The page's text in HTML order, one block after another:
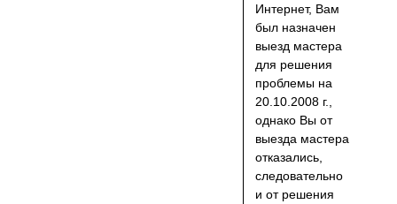
Интернет, Вам
был назначен
выезд мастера
для решения
проблемы на
20.10.2008 г.,
однако Вы от
выезда мастера
отказались,
следовательно
и от решения